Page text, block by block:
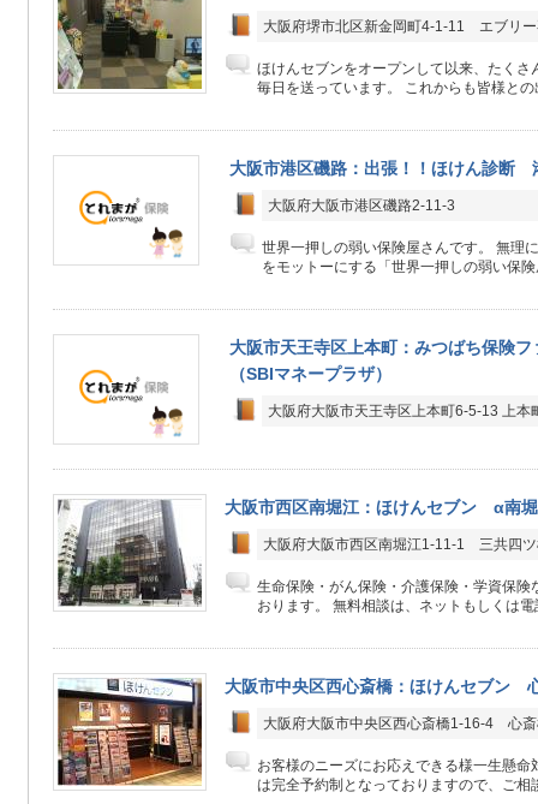
大阪府堺市北区新金岡町4-1-11 エブリ
ほけんセブンをオープンして以来、たくさ
毎日を送っています。 これからも皆様と
大阪市港区磯路：出張！！ほけん診断
大阪府大阪市港区磯路2-11-3
世界一押しの弱い保険屋さんです。 無理
をモットーにする「世界一押しの弱い保
大阪市天王寺区上本町：みつばち保険
（SBIマネープラザ）
大阪府大阪市天王寺区上本町6-5-13 上本
大阪市西区南堀江：ほけんセブン α南
大阪府大阪市西区南堀江1-11-1 三共四
生命保険・がん保険・介護保険・学資保険
おります。 無料相談は、ネットもしくは
大阪市中央区西心斎橋：ほけんセブン
大阪府大阪市中央区西心斎橋1-16-4 心斎
お客様のニーズにお応えできる様一生懸
は完全予約制となっておりますので、ご相